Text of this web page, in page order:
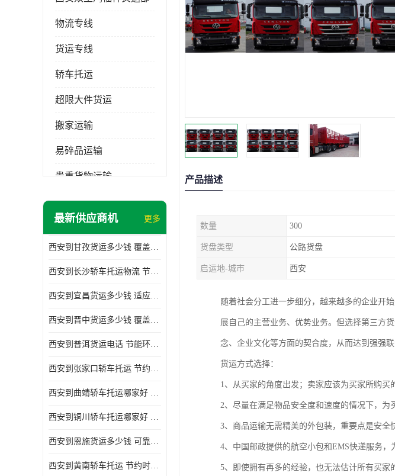
物流专线
货运专线
轿车托运
超限大件货运
搬家运输
易碎品运输
贵重货物运输
普通货物
危险品运输
最新供应商机 更多
西安到甘孜货运多少钱 覆盖面广 降低运输成本
西安到长沙轿车托运物流 节约时间 为客户节省大量时间和能源
西安到宜昌货运多少钱 适应能力强 降低运输成本
西安到晋中货运多少钱 覆盖面广 一站式运输
西安到普洱货运电话 节能环保 灵活性高 持续性长
西安到张家口轿车托运 节约时间 随时查询车辆时实位置
西安到曲靖轿车托运哪家好 方便快捷 用户享受上门提送车辆
西安到铜川轿车托运哪家好 节约时间精力 在途运输一对一客服
西安到恩施货运多少钱 可靠性高 灵活性高 持续性长
西安到黄南轿车托运 节约时间 随时查询车辆时实位置
产品描述
数量 300
货盘类型 公路货盘
启运地-城市 西安
随着社会分工进一步细分，越来越多的企业开
展自己的主营业务、优势业务。但选择第三方
念、企业文化等方面的契合度，从而达到强强联
货运方式选择：
1、从买家的角度出发；卖家应该为买家所购买
2、尽量在满足物品安全度和速度的情况下，为
3、商品运输无需精美的外包装，重要点是安全
4、中国邮政提供的航空小包和EMS快递服务，
5、即使拥有再多的经验，也无法估计所有买